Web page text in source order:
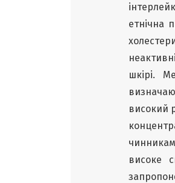
етнічна
шкірі.
високий
високе